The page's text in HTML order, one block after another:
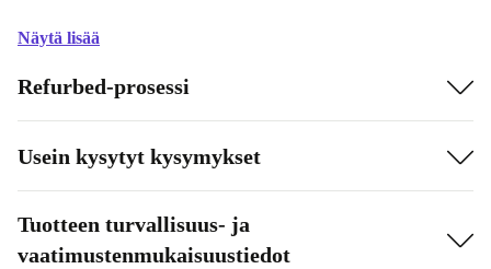
Näytä lisää
Refurbed-prosessi
Usein kysytyt kysymykset
Tuotteen turvallisuus- ja
vaatimustenmukaisuustiedot